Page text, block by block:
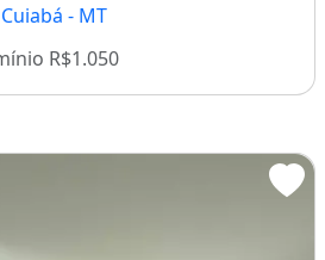
- MT
R$1.050